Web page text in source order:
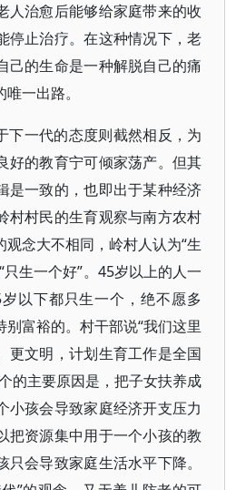
人治愈后能够给家庭带来的收
停止治疗。在这种情况下，老
己的生命是一种解脱自己的痛
一出路。
下一代的态度则截然相反，为
好的教育宁可倾家荡产。但其
是一致的，也即出于某种经济
村村民的生育观察与南方农村
念大不相同，岭村人认为“生
生一个好”。45岁以上的人一
以下都只生一个，绝不愿多
富裕的。村干部说“我们这里
更文明，计划生育工作是全国
的主要原因是，把子女扶养成
小孩会导致家庭经济开支压力
把资源集中用于一个小孩的教
会导致家庭生活水平下降。